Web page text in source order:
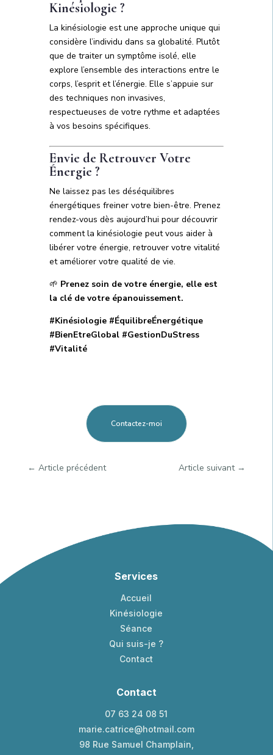
Kinésiologie ?
La kinésiologie est une approche unique qui
considère l’individu dans sa globalité. Plutôt
que de traiter un symptôme isolé, elle
explore l’ensemble des interactions entre le
corps, l’esprit et l’énergie. Elle s’appuie sur
des techniques non invasives,
respectueuses de votre rythme et adaptées
à vos besoins spécifiques.
Envie de Retrouver Votre
Énergie ?
Ne laissez pas les déséquilibres
énergétiques freiner votre bien-être. Prenez
rendez-vous dès aujourd’hui pour découvrir
comment la kinésiologie peut vous aider à
libérer votre énergie, retrouver votre vitalité
et améliorer votre qualité de vie.
🌱 Prenez soin de votre énergie, elle est
la clé de votre épanouissement.
#Kinésiologie #ÉquilibreÉnergétique
#BienEtreGlobal #GestionDuStress
#Vitalité
Contactez-moi
← Article précédent Article suivant→
Services
Accueil
Kinésiologie
Séance
Qui suis-je ?
Contact
Contact
07 63 24 08 51
marie.catrice@hotmail.com
98 Rue Samuel Champlain,